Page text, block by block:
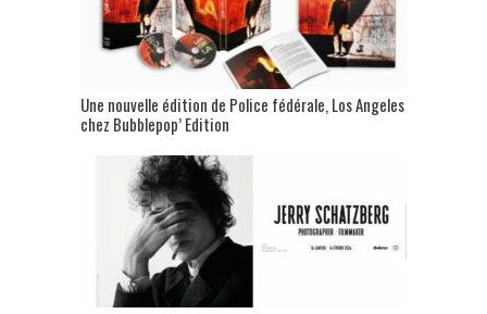
Une nouvelle édition de Police fédérale, Los Angeles
chez Bubblepop’ Edition